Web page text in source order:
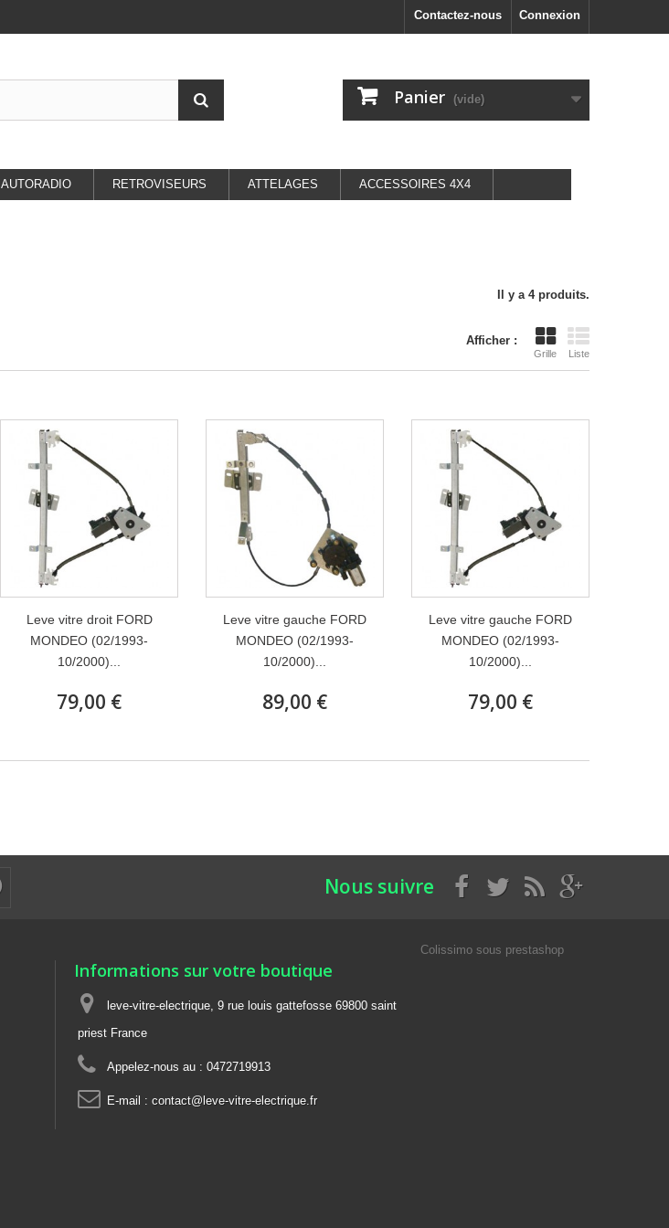
Connexion
Contactez-nous
Panier (vide)
AUTORADIO RETROVISEURS ATTELAGES ACCESSOIRES 4X4
Il y a 4 produits.
Afficher :
Grille Liste
Leve vitre droit FORD
MONDEO (02/1993-
10/2000)...
79,00 €
Leve vitre gauche FORD
MONDEO (02/1993-
10/2000)...
89,00 €
Leve vitre gauche FORD
MONDEO (02/1993-
10/2000)...
79,00 €
Nous suivre
Informations sur votre boutique
leve-vitre-electrique, 9 rue louis gattefosse 69800 saint
priest France
Appelez-nous au : 0472719913
E-mail : contact@leve-vitre-electrique.fr
Colissimo sous prestashop